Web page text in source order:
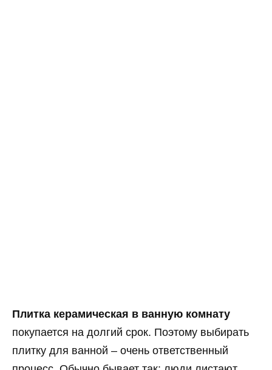
Плитка керамическая в ванную комнату
покупается на долгий срок. Поэтому выбирать
плитку для ванной – очень ответственный